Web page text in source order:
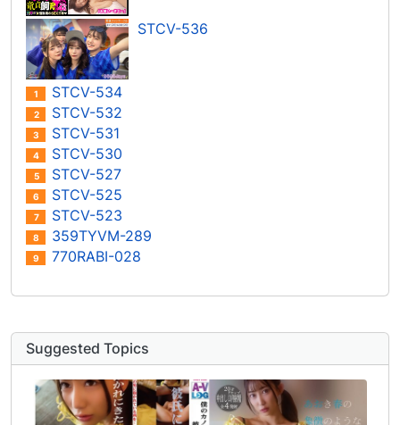
STCV-536
1 STCV-534
2 STCV-532
3 STCV-531
4 STCV-530
5 STCV-527
6 STCV-525
7 STCV-523
8 359TYVM-289
9 770RABI-028
Suggested Topics